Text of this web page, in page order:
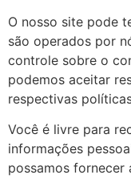
O nosso site pode
são operados por
controle sobre o
podemos aceitar
respectivas
Você é livre para
informações
possamos fornecer